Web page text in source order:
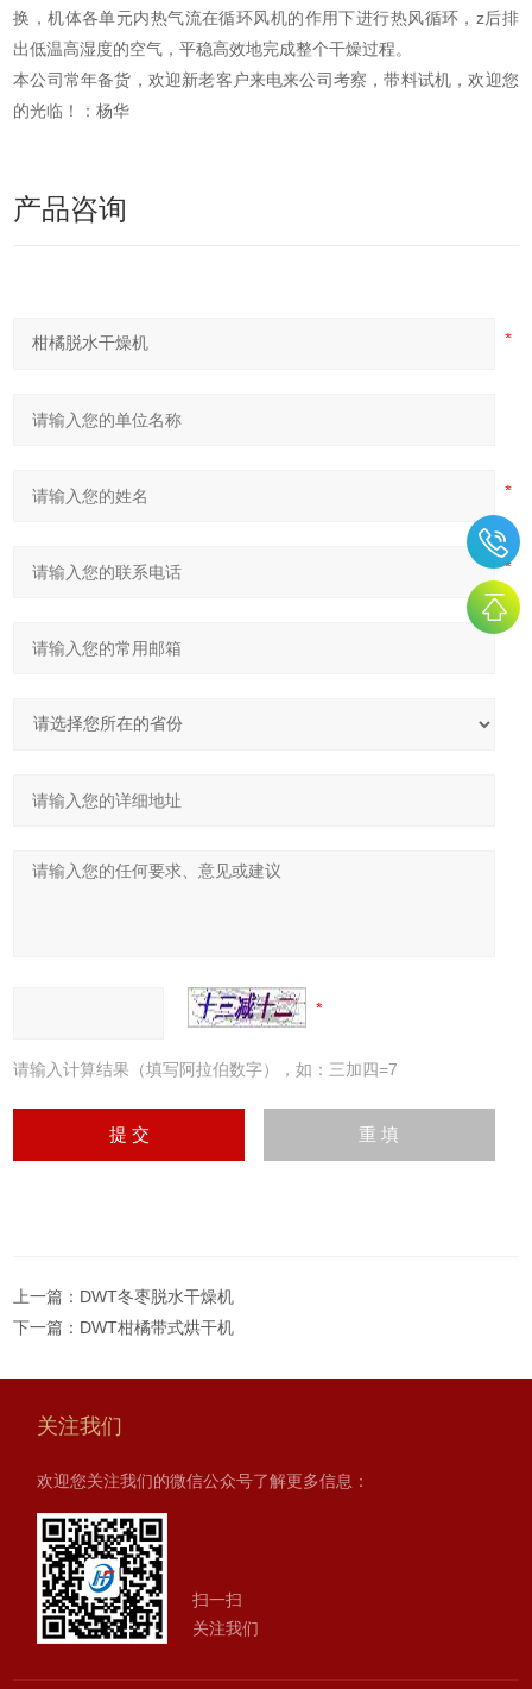
换，机体各单元内热气流在循环风机的作用下进行热风循环，z后排
出低温高湿度的空气，平稳高效地完成整个干燥过程。
本公司常年备货，欢迎新老客户来电来公司考察，带料试机，欢迎您
的光临！：杨华
产品咨询
请输入计算结果（填写阿拉伯数字），如：三加四=7
上一篇： DWT冬枣脱水干燥机
下一篇： DWT柑橘带式烘干机
关注我们
欢迎您关注我们的微信公众号了解更多信息：
扫一扫
关注我们